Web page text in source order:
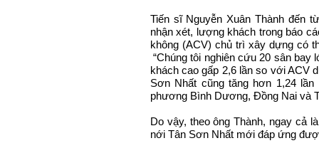
Tiến sĩ Nguyễn Xuân Thành đến
nhận xét, lượng khách trong báo
không (ACV) chủ trì xây dựng có
“Chúng tôi nghiên cứu 20 sân bay
khách cao gấp 2,6 lần so với ACV
Sơn Nhất cũng tăng hơn 1,24
phương Bình Dương, Đồng Nai và
Do vậy, theo ông Thành, ngay cả
nới Tân Sơn Nhất mới đáp ứng